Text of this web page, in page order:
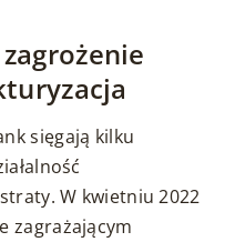
sięgają kilku
W kwietniu 2022
zagrażającym